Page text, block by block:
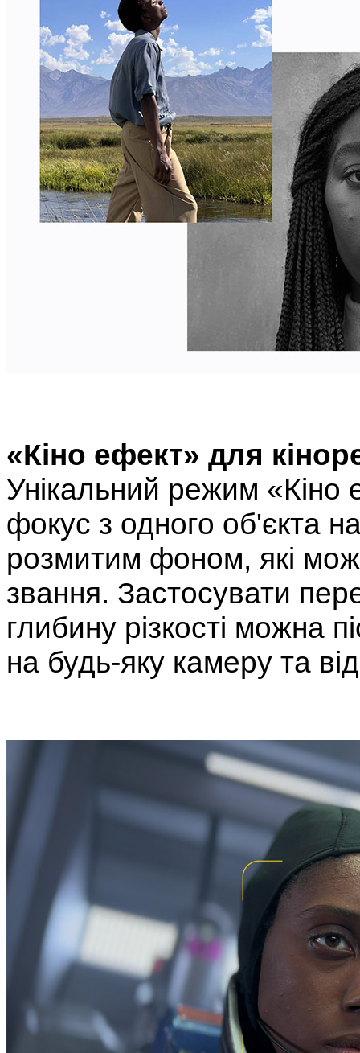
«Кіно ефект» для
Унікальний режим
фокус з одного об'єкта
розмитим фоном, які
звання. Застосувати
глибину різкості можна
на будь-яку камеру та